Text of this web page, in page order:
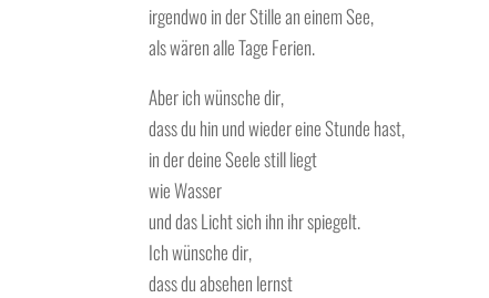
irgendwo in der Stille an einem See,
als wären alle Tage Ferien.
Aber ich wünsche dir,
dass du hin und wieder eine Stunde hast,
in der deine Seele still liegt
wie Wasser
und das Licht sich ihn ihr spiegelt.
Ich wünsche dir,
dass du absehen lernst